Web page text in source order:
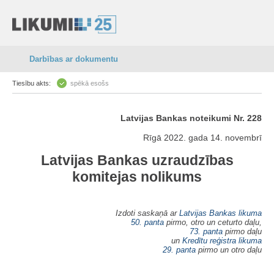
Darbības ar dokumentu
Tiesību akts: spēkā esošs
Latvijas Bankas noteikumi Nr. 228
Rīgā 2022. gada 14. novembrī
Latvijas Bankas uzraudzības
komitejas nolikums
Izdoti saskaņā ar Latvijas Bankas likuma
50. panta pirmo, otro un ceturto daļu,
73. panta pirmo daļu
un Kredītu reģistra likuma
29. panta pirmo un otro daļu